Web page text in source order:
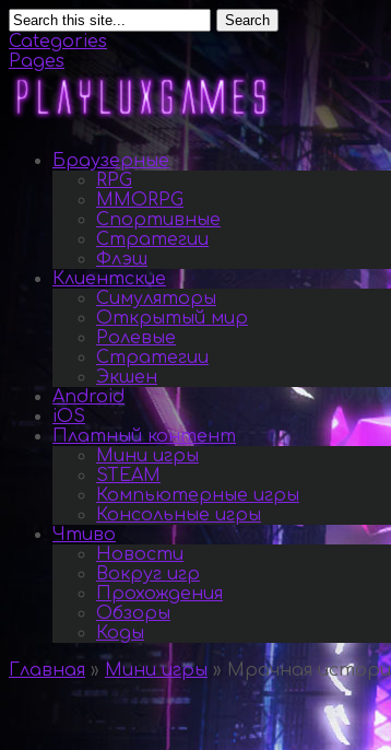
Search
Categories
Pages
Браузерные
RPG
MMORPG
Спортивные
Стратегии
Флэш
Клиентские
Симуляторы
Открытый мир
Ролевые
Стратегии
Экшен
Android
iOS
Платный контент
Мини игры
STEAM
Компьютерные игры
Консольные игры
Чтиво
Новости
Вокруг игр
Прохождения
Обзоры
Коды
Главная » Мини игры » Мрачная